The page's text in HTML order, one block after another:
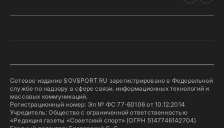
Сетевое издание SOVSPORT RU зарегистрировано в Федеральной
службе по надзору в сфере связи, информационных технологий и
массовых коммуникаций.
Регистрационный номер: Эл № ФС 77-60106 от 10.12.2014
Учредитель: Общество с ограниченной ответственностью
«Редакция газеты «Советский спорт» (ОГРН 5147746142704)